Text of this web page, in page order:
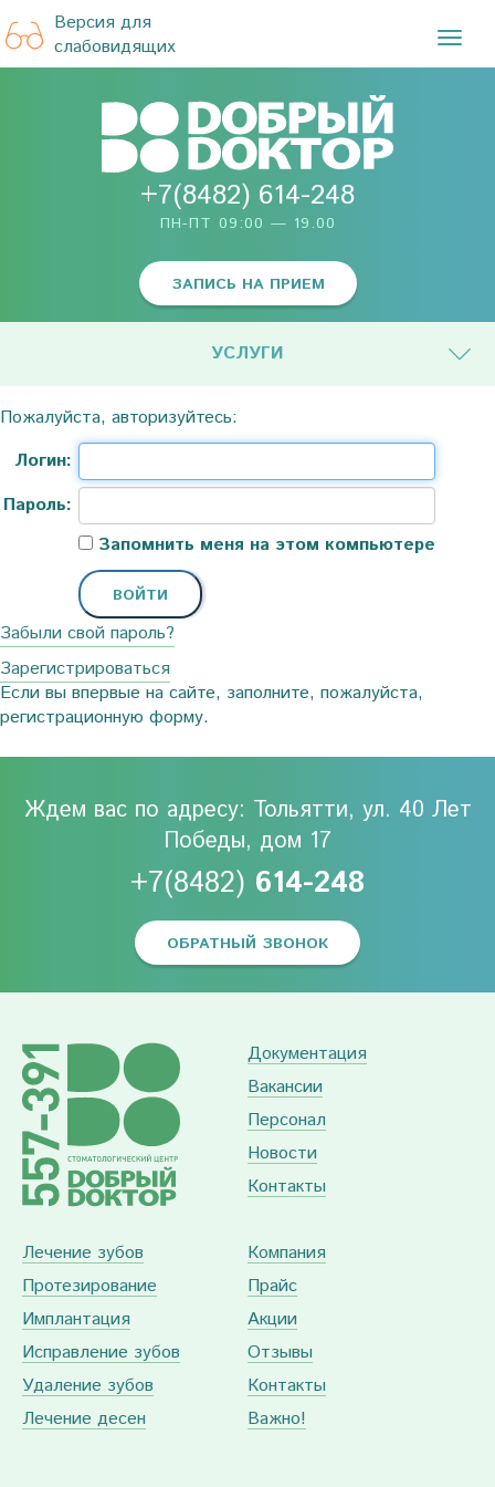
Версия для
слабовидящих
+7(8482) 614-248
ПН-ПТ 09:00 — 19.00
ЗАПИСЬ НА ПРИЕМ
УСЛУГИ
Пожалуйста, авторизуйтесь:
Логин:
Пароль:
Запомнить меня на этом компьютере
Забыли свой пароль?
Зарегистрироваться
Если вы впервые на сайте, заполните, пожалуйста,
регистрационную форму.
Ждем вас по адресу: Тольятти, ул. 40 Лет
Победы, дом 17
+7(8482) 614-248
ОБРАТНЫЙ ЗВОНОК
Документация
Вакансии
Персонал
Новости
Контакты
Лечение зубов
Протезирование
Имплантация
Исправление зубов
Удаление зубов
Лечение десен
Компания
Прайс
Акции
Отзывы
Контакты
Важно!